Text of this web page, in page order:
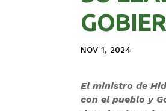
NOV 1, 2024
El ministro de
con el pueblo y